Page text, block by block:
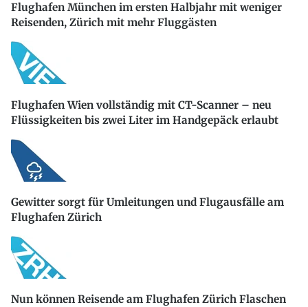
Flughafen München im ersten Halbjahr mit weniger
Reisenden, Zürich mit mehr Fluggästen
Flughafen Wien vollständig mit CT-Scanner – neu
Flüssigkeiten bis zwei Liter im Handgepäck erlaubt
Gewitter sorgt für Umleitungen und Flugausfälle am
Flughafen Zürich
Nun können Reisende am Flughafen Zürich Flaschen